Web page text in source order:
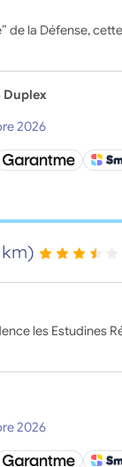
la Défense,
Duplex
2026
km)
les Estudines
2026